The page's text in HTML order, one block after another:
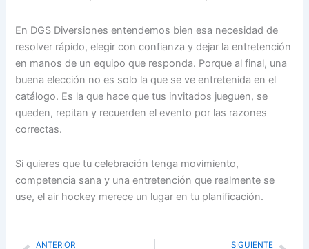
En DGS Diversiones entendemos bien esa necesidad de
resolver rápido, elegir con confianza y dejar la entretención
en manos de un equipo que responda. Porque al final, una
buena elección no es solo la que se ve entretenida en el
catálogo. Es la que hace que tus invitados jueguen, se
queden, repitan y recuerden el evento por las razones
correctas.
Si quieres que tu celebración tenga movimiento,
competencia sana y una entretención que realmente se
use, el air hockey merece un lugar en tu planificación.
ANTERIOR SIGUIENTE